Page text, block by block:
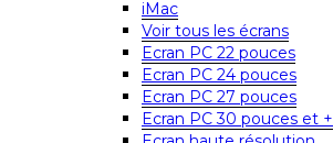
iMac
Voir tous les écrans
Ecran PC 22 pouces
Ecran PC 24 pouces
Ecran PC 27 pouces
Ecran PC 30 pouces et +